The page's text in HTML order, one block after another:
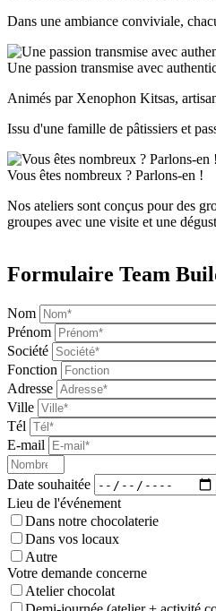
Dans une ambiance conviviale,
Une passion transmise avec
Animés par Xenophon Kitsas,
Issu d'une famille de pâtissiers et
Vous êtes nombreux ? Parlons-en !
Nos ateliers sont conçus pour des
groupes avec une visite et une
Formulaire Team
Nom
Prénom
Société
Fonction
Adresse
Ville
Tél
E-mail
Date souhaitée
Lieu de l'événement
Dans notre chocolaterie
Dans vos locaux
Autre
Votre demande concerne
Atelier chocolat